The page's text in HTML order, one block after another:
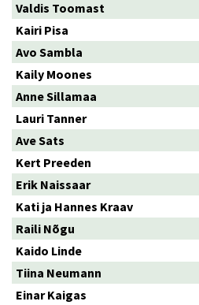
Valdis Toomast
Kairi Pisa
Avo Sambla
Kaily Moones
Anne Sillamaa
Lauri Tanner
Ave Sats
Kert Preeden
Erik Naissaar
Kati ja Hannes Kraav
Raili Nõgu
Kaido Linde
Tiina Neumann
Einar Kaigas